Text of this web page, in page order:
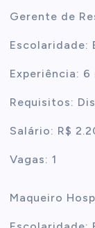
Gerente de
Escolaridade:
Experiência: 6
Requisitos:
Salário: R$
Vagas: 1
Maqueiro